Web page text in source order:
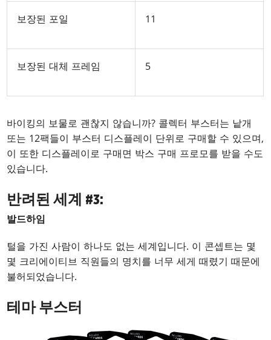
보장된 포일 11
보장된 대체 프레임 5
바이킹의 보물로 괜찮지 않습니까? 콜렉터 부스터는 낱개
또는 12팩들이 부스터 디스플레이 단위로 구매할 수 있으며,
이 또한 디스플레이로 구매면 박스 구매 프로모를 받을 수도
있습니다.
반려된 세계 #3:
발드하임
털을 가진 사람이 하나도 없는 세계입니다. 이 콘셉트는 몇
몇 크리에이티브 직원들의 명치를 너무 세게 때렸기 때문에
불허되었습니다.
테마 부스터